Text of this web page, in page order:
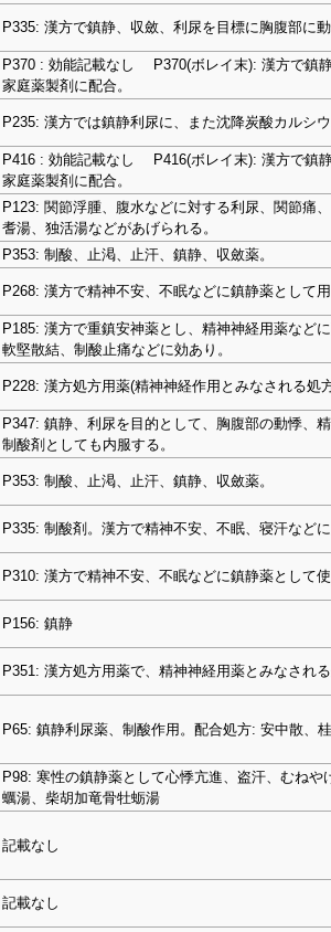
P335: 漢方で鎮静、収斂、利尿を目標に胸腹部に
P370 : 効能記載なし P370(ボレイ末): 漢方で鎮
家庭薬製剤に配合。
P235: 漢方では鎮静利尿に、また沈降炭酸カルシ
P416 : 効能記載なし P416(ボレイ末): 漢方で鎮
家庭薬製剤に配合。
P123: 関節浮腫、腹水などに対する利尿、関節痛
耆湯、独活湯などがあげられる。
P353: 制酸、止渇、止汗、鎮静、収斂薬。
P268: 漢方で精神不安、不眠などに鎮静薬として
P185: 漢方で重鎮安神薬とし、精神神経用薬など
軟堅散結、制酸止痛などに効あり。
P228: 漢方処方用薬(精神神経作用とみなされる処
P347: 鎮静、利尿を目的として、胸腹部の動悸、
制酸剤としても内服する。
P353: 制酸、止渇、止汗、鎮静、収斂薬。
P335: 制酸剤。漢方で精神不安、不眠、寝汗などに
P310: 漢方で精神不安、不眠などに鎮静薬として
P156: 鎮静
P351: 漢方処方用薬で、精神神経用薬とみなされる
P65: 鎮静利尿薬、制酸作用。配合処方: 安中散、
P98: 寒性の鎮静薬として心悸亢進、盗汗、むね
蠣湯、柴胡加竜骨牡蛎湯
記載なし
記載なし